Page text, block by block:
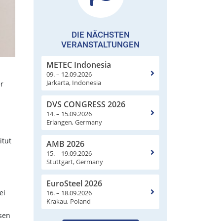
DIE NÄCHSTEN
VERANSTALTUNGEN
METEC Indonesia
09. – 12.09.2026
Jarkarta, Indonesia
DVS CONGRESS 2026
14. – 15.09.2026
Erlangen, Germany
AMB 2026
15. – 19.09.2026
Stuttgart, Germany
EuroSteel 2026
16. – 18.09.2026
Krakau, Poland